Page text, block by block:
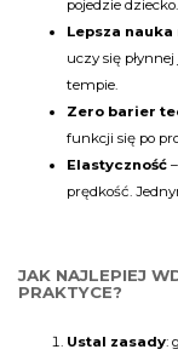
pojedzie dziecko.
Lepsza
uczy się
tempie.
Zero barier
funkcji się po
Elastyczność
prędkość.
JAK NAJLEPIEJ
PRAKTYCE?
Ustal zasady: